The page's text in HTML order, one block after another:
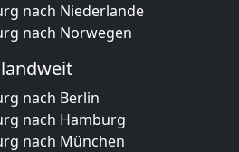
nach Niederlande
nach Norwegen
nach Berlin
nach Hamburg
nach München